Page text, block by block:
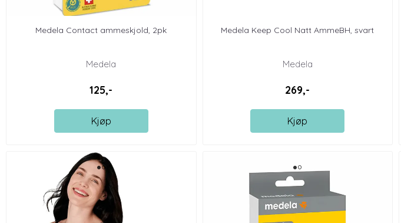
Medela Contact ammeskjold, 2pk
Medela
125,-
Kjøp
Medela Keep Cool Natt AmmeBH, svart
Medela
269,-
Kjøp